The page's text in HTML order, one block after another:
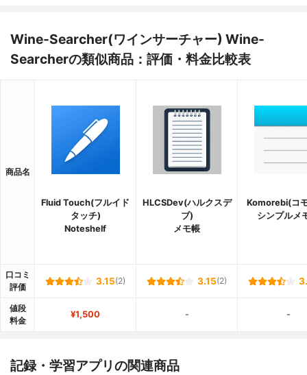
Wine-Searcher(ワインサーチャー) Wine-
Searcherの類似商品：評価・料金比較表
商品名
Fluid Touch(フルイド
タッチ)
Noteshelf
HLCSDev(ハルクスデ
ブ)
メモ帳
Komorebi(コ
シンプルメ
口コミ
評価
3.15(2) 3.15(2)
値段
料金
¥1,500 - -
記録・学習アプリの関連商品